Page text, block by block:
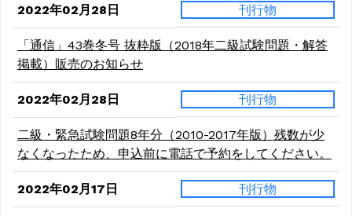
2022年02月28日 刊行物
「通信」43巻冬号 抜粋版（2018年二級試験問題・解答
掲載）販売のお知らせ
2022年02月28日 刊行物
二級・緊急試験問題8年分（2010-2017年版）残数が少
なくなったため、申込前に電話で予約をしてください。
2022年02月17日 刊行物